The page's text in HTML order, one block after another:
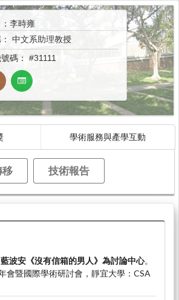
李時雍
中文系助理教授
碼： #31111
學術服務與產學互動
移 技術報告
波安《沒有信箱的男人》為討論中心。
會暨國際學術研討會，靜宜大學：CSA